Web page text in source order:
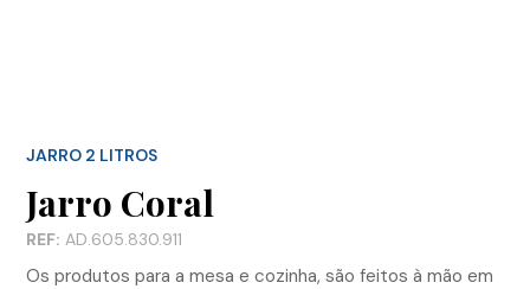
JARRO 2 LITROS
Jarro Coral
REF: AD.605.830.911
Os produtos para a mesa e cozinha, são feitos à mão em